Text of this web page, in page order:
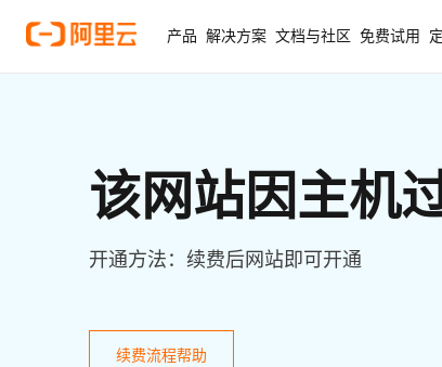
产品 解决方案 文档与社区 免费试用
该网站因主机
开通方法：续费后网站即可开通
续费流程帮助